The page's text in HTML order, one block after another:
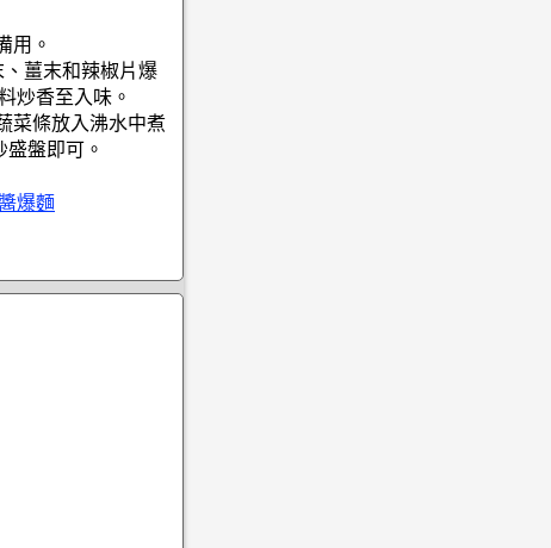
用。
薑末和辣椒片爆
炒香至入味。
菜條放入沸水中煮
盤即可。
爆麵